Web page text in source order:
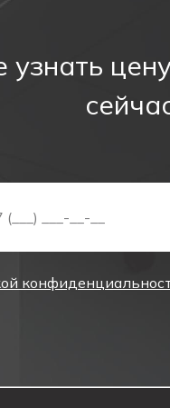
эксплуатации и
маршрут
в
смогут быстро